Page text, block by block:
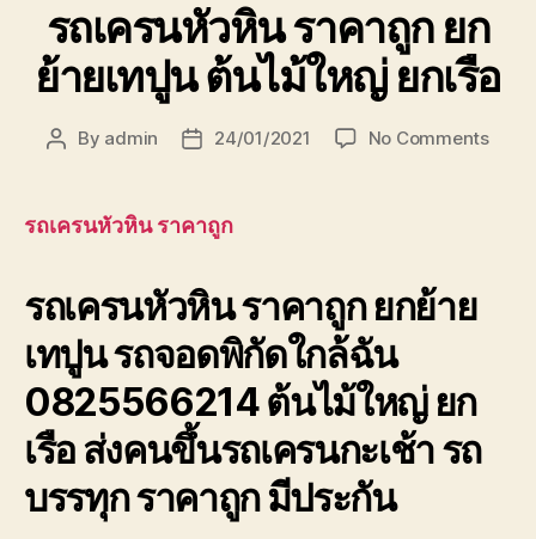
รถเครนหัวหิน ราคาถูก ยก
ย้ายเทปูน ต้นไม้ใหญ่ ยกเรือ
Post
By admin
Post24/01/2021 No Commentson
รถเครนหัวหิน ราคาถูก
รถเครนหัวหิน ราคาถูก ยกย้าย
เทปูน รถจอดพิกัดใกล้ฉัน
0825566214 ต้นไม้ใหญ่ ยก
เรือ ส่งคนขึ้นรถเครนกะเช้า รถ
บรรทุก ราคาถูก มีประกัน